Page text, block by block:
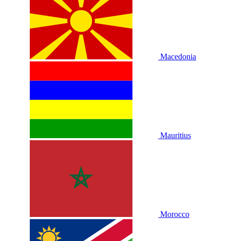
Macedonia
Mauritius
Morocco